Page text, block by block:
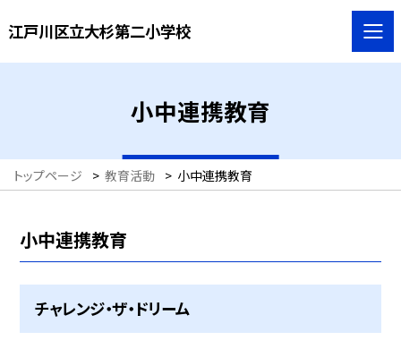
江戸川区立大杉第二小学校
小中連携教育
トップページ > 教育活動 > 小中連携教育
小中連携教育
チャレンジ・ザ・ドリーム